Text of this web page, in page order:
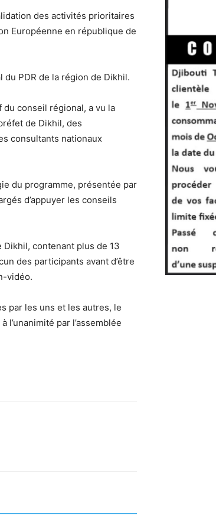
des activités prioritaires
Européenne en république de
du PDR de la région de Dikhil.
du conseil régional, a vu la
de Dikhil, des
consultants nationaux
du programme, présentée par
d’appuyer les conseils
Dikhil, contenant plus de 13
des participants avant d’être
vidéo.
par les uns et les autres, le
l’unanimité par l’assemblée